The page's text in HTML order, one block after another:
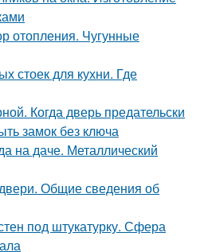
отопления. Чугунные
стоек для кухни. Где
Когда дверь предательски
замок без ключа
на даче. Металлический
Общие сведения об
под штукатурку. Сфера